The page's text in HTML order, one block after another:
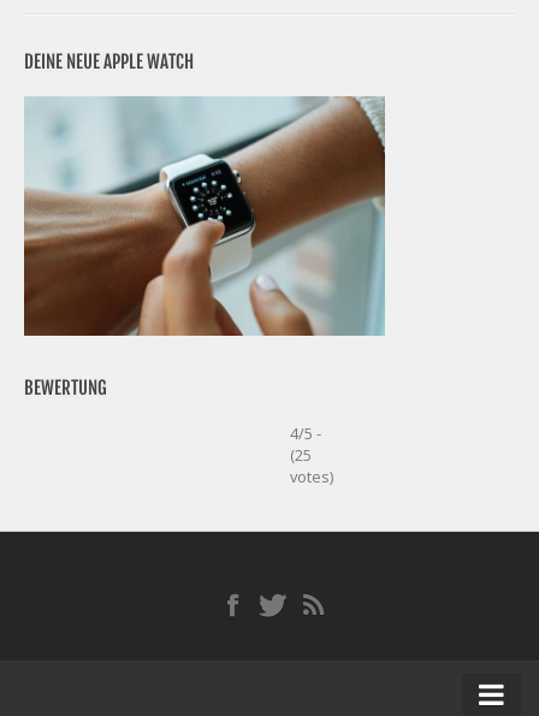
DEINE NEUE APPLE WATCH
BEWERTUNG
4/5 -
(25
votes)